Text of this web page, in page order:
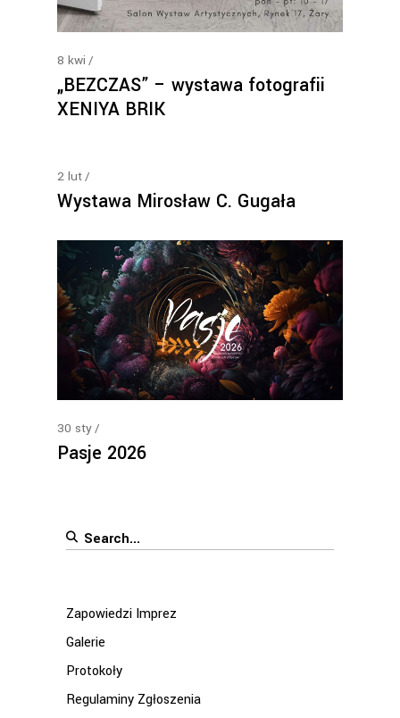
8 kwi
„BEZCZAS” – wystawa fotografii
XENIYA BRIK
2 lut
Wystawa Mirosław C. Gugała
30 sty
Pasje 2026
Search
Zapowiedzi Imprez
Galerie
Protokoły
Regulaminy Zgłoszenia